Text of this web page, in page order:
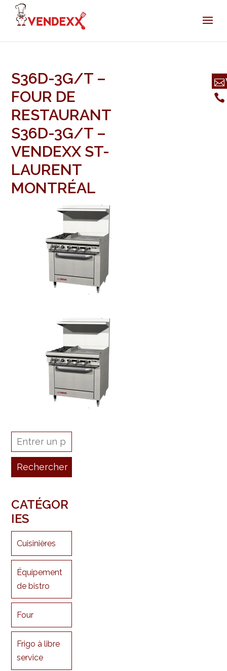
S36D-3G/T –
FOUR DE
RESTAURANT
S36D-3G/T –
VENDEXX ST-
LAURENT
MONTRÉAL
CATÉGOR
IES
Cuisinières
Équipement
de bistro
Four
Frigo à libre
service